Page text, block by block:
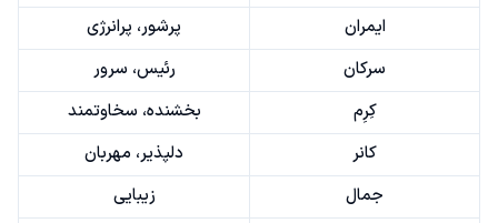
ایمران
پرشور، پرانرژی
سرکان
رئیس، سرور
کِرِم
بخشنده، سخاوتمند
کانر
دلپذیر، مهربان
جمال
زیبایی